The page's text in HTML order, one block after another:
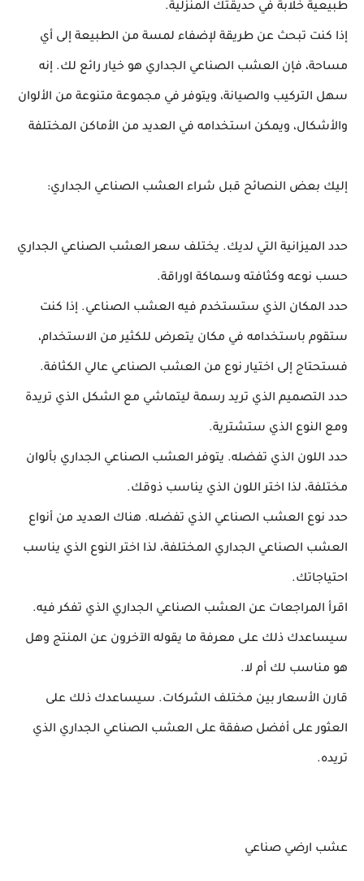
طبيعية خلابة في حديقتك المنزلية.
إذا كنت تبحث عن طريقة لإضفاء لمسة من الطبيعة إلى أي
مساحة، فإن العشب الصناعي الجداري هو خيار رائع لك. إنه
سهل التركيب والصيانة، ويتوفر في مجموعة متنوعة من الألوان
والأشكال، ويمكن استخدامه في العديد من الأماكن المختلفة
إليك بعض النصائح قبل شراء العشب الصناعي الجداري:
حدد الميزانية التي لديك. يختلف سعر العشب الصناعي الجداري
حسب نوعه وكثافته وسماكة اوراقة.
حدد المكان الذي ستستخدم فيه العشب الصناعي. إذا كنت
ستقوم باستخدامه في مكان يتعرض للكثير من الاستخدام،
فستحتاج إلى اختيار نوع من العشب الصناعي عالي الكثافة.
حدد التصميم الذي تريد رسمة ليتماشي مع الشكل الذي تريدة
ومع النوع الذي ستشترية.
حدد اللون الذي تفضله. يتوفر العشب الصناعي الجداري بألوان
مختلفة، لذا اختر اللون الذي يناسب ذوقك.
حدد نوع العشب الصناعي الذي تفضله. هناك العديد من أنواع
العشب الصناعي الجداري المختلفة، لذا اختر النوع الذي يناسب
احتياجاتك.
اقرأ المراجعات عن العشب الصناعي الجداري الذي تفكر فيه.
سيساعدك ذلك على معرفة ما يقوله الآخرون عن المنتج وهل
هو مناسب لك أم لا.
قارن الأسعار بين مختلف الشركات. سيساعدك ذلك على
العثور على أفضل صفقة على العشب الصناعي الجداري الذي
تريده.
عشب ارضي صناعي